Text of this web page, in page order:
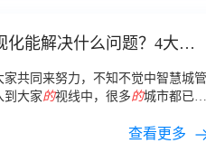
化能解决什么问题？4大最
家共同来努力，不知不觉中智慧城管
到大家的视线中，很多的城市都已经
查看更多